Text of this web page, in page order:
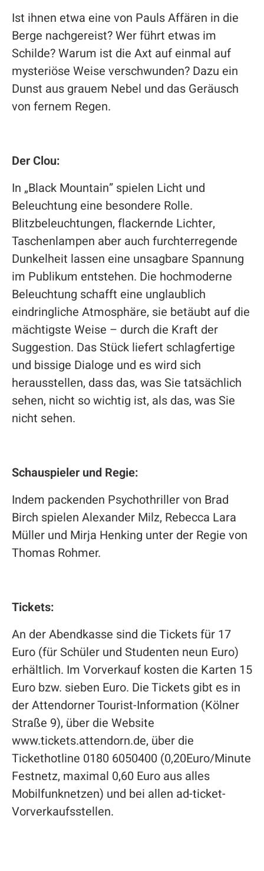
Ist ihnen etwa eine von Pauls Affären in die
Berge nachgereist? Wer führt etwas im
Schilde? Warum ist die Axt auf einmal auf
mysteriöse Weise verschwunden? Dazu ein
Dunst aus grauem Nebel und das Geräusch
von fernem Regen.
Der Clou:
In „Black Mountain” spielen Licht und
Beleuchtung eine besondere Rolle.
Blitzbeleuchtungen, flackernde Lichter,
Taschenlampen aber auch furchterregende
Dunkelheit lassen eine unsagbare Spannung
im Publikum entstehen. Die hochmoderne
Beleuchtung schafft eine unglaublich
eindringliche Atmosphäre, sie betäubt auf die
mächtigste Weise – durch die Kraft der
Suggestion. Das Stück liefert schlagfertige
und bissige Dialoge und es wird sich
herausstellen, dass das, was Sie tatsächlich
sehen, nicht so wichtig ist, als das, was Sie
nicht sehen.
Schauspieler und Regie:
Indem packenden Psychothriller von Brad
Birch spielen Alexander Milz, Rebecca Lara
Müller und Mirja Henking unter der Regie von
Thomas Rohmer.
Tickets:
An der Abendkasse sind die Tickets für 17
Euro (für Schüler und Studenten neun Euro)
erhältlich. Im Vorverkauf kosten die Karten 15
Euro bzw. sieben Euro. Die Tickets gibt es in
der Attendorner Tourist-Information (Kölner
Straße 9), über die Website
www.tickets.attendorn.de, über die
Tickethotline 0180 6050400 (0,20Euro/Minute
Festnetz, maximal 0,60 Euro aus alles
Mobilfunknetzen) und bei allen ad-ticket-
Vorverkaufsstellen.